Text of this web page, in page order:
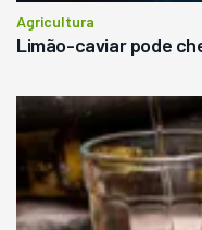
Agricultura
Limão-caviar pode